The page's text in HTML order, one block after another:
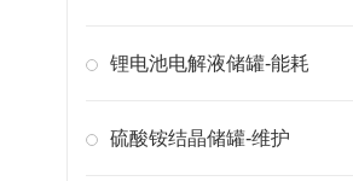
锂电池电解液储罐-能耗
硫酸铵结晶储罐-维护